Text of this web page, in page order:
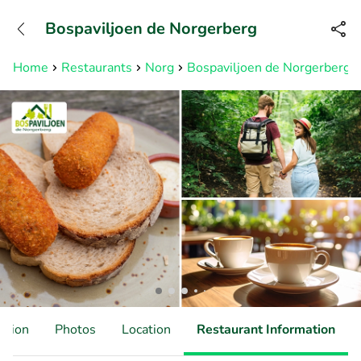
Available until 23:00
Home Restaurants Norg Bospaviljoen de Norgerberg
Bospaviljoen de Norgerberg
Photos Location Restaurant Information